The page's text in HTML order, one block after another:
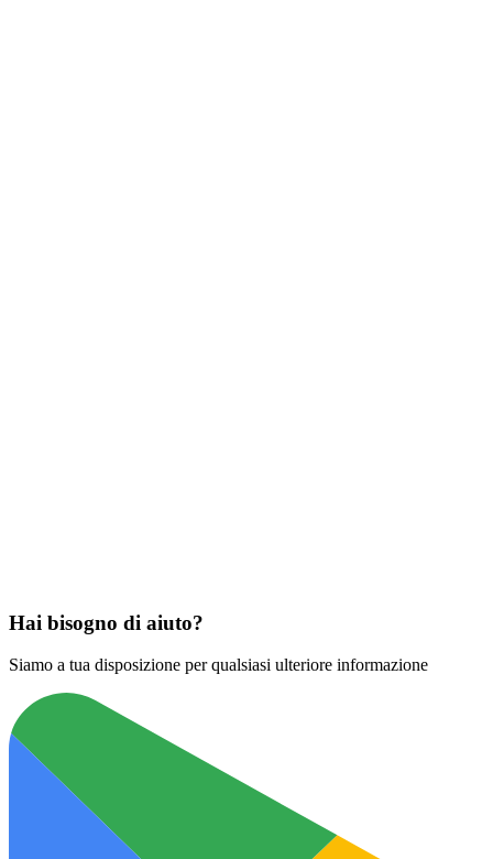
Hai bisogno di aiuto?
Siamo a tua disposizione per qualsiasi ulteriore informazione